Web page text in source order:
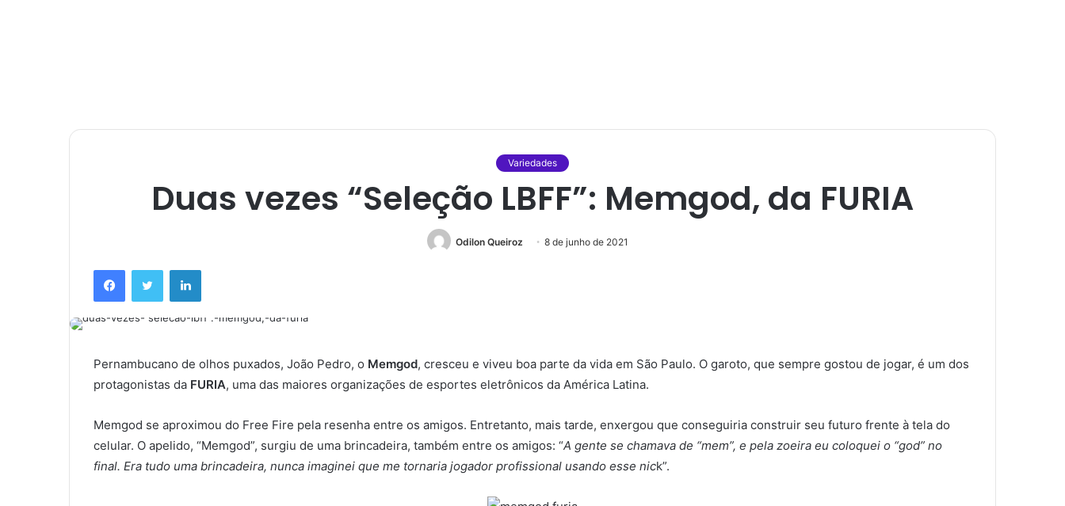
Variedades
Duas vezes “Seleção LBFF”: Memgod, da FURIA
Odilon Queiroz 8 de junho de 2021
FacebookTwitter Linkedin
Pernambucano de olhos puxados, João Pedro, o Memgod, cresceu e viveu boa parte da vida em São Paulo. O garoto, que sempre gostou de jogar, é um dos
protagonistas da FURIA, uma das maiores organizações de esportes eletrônicos da América Latina.
Memgod se aproximou do Free Fire pela resenha entre os amigos. Entretanto, mais tarde, enxergou que conseguiria construir seu futuro frente à tela do
celular. O apelido, “Memgod”, surgiu de uma brincadeira, também entre os amigos: “A gente se chamava de “mem”, e pela zoeira eu coloquei o “god” no
final. Era tudo uma brincadeira, nunca imaginei que me tornaria jogador profissional usando esse nick”.